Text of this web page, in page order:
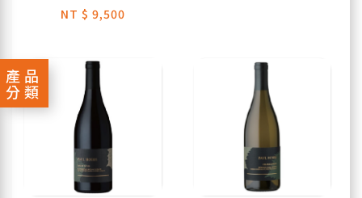
產品
分類
NT $ 9,500